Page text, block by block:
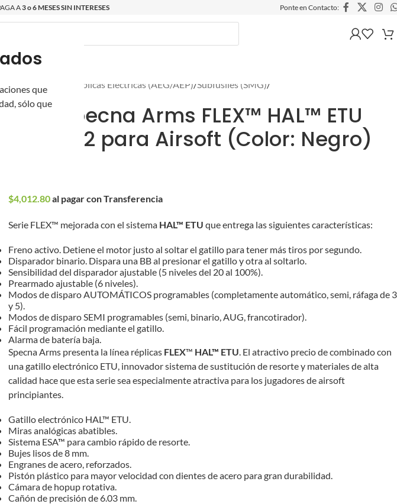
que
sólo que
A3 o 6 MESES SIN INTERESES Ponte en Contacto:
Inicio Réplicas Eléctricas (AEG/AEP)/Subfusiles (SMG)/
SMG Specna Arms FLEX™ HAL™ ETU
SA-FX02 para Airsoft (Color: Negro)
$4,012.80al pagar con Transferencia
Serie FLEX™ mejorada con el sistema HAL™ ETU que entrega las siguientes características:
Freno activo. Detiene el motor justo al soltar el gatillo para tener más tiros por segundo.
Disparador binario. Dispara una BB al presionar el gatillo y otra al soltarlo.
Sensibilidad del disparador ajustable (5 niveles del 20 al 100%).
Prearmado ajustable (6 niveles).
Modos de disparo AUTOMÁTICOS programables (completamente automático, semi, ráfaga de 3
y 5).
Modos de disparo SEMI programables (semi, binario, AUG, francotirador).
Fácil programación mediante el gatillo.
Alarma de batería baja.
Specna Arms presenta la línea réplicas FLEX™ HAL™ ETU. El atractivo precio de combinado con
una gatillo electrónico ETU, innovador sistema de sustitución de resorte y materiales de alta
calidad hace que esta serie sea especialmente atractiva para los jugadores de airsoft
principiantes.
Gatillo electrónico HAL™ ETU.
Miras analógicas abatibles.
Sistema ESA™ para cambio rápido de resorte.
Bujes lisos de 8 mm.
Engranes de acero, reforzados.
Pistón plástico para mayor velocidad con dientes de acero para gran durabilidad.
Cámara de hopup rotativa.
Cañón de precisión de 6.03 mm.